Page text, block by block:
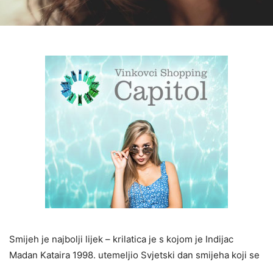
Smijeh je najbolji lijek – krilatica je s kojom je Indijac
Madan Kataira 1998. utemeljio Svjetski dan smijeha koji se